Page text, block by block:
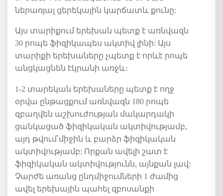
ներառյալ ցերեկային կարճատև քունը:
Այս տարիքում երեխան պետք է առնվազն
30 րոպե ֆիզիկապես ակտիվ լինի: Այս
տարիքի երեխաները չպետք է որևէ րոպե
անցկացնեն էկրանի առջև։
1-2 տարեկան երեխաները պետք է ողջ
օրվա ընթացքում առնվազն 180 րոպե
զբաղվեն աշխուժության մակարդակի
ցանկացած ֆիզիկական ակտիվությամբ,
այդ թվում՝միջին և բարձր ֆիզիկական
ակտիվությամբ: Որքան ավելի շատ է
ֆիզիկական ակտիվությունն, այնքան լավ:
Չարժե առանց ընդմիջումների 1 ժամից
ավել երեխային պահել զբոսանքի